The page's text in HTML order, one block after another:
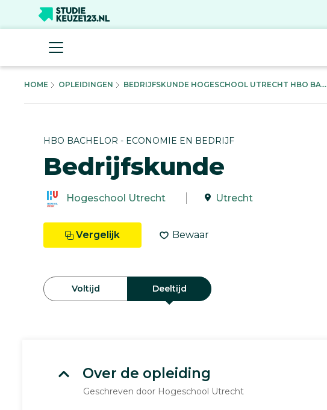
HOME OPLEIDINGEN BEDRIJFSKUNDE HOGESCHOOL UTRECHT HBO BA...
HBO BACHELOR - ECONOMIE EN BEDRIJF
Bedrijfskunde
Hogeschool Utrecht Utrecht
Vergelijk Bewaar
Voltijd Deeltijd
Over de opleiding
Geschreven door Hogeschool Utrecht